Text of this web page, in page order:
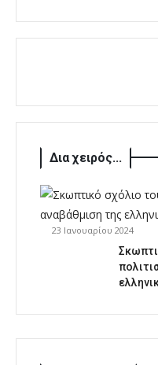
Δια χειρός...
23 Ιανουαρίου 2024